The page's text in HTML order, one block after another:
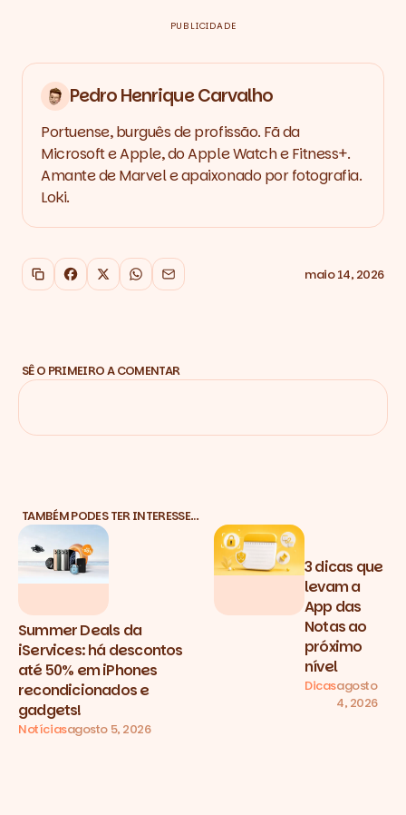
PUBLICIDADE
Pedro Henrique Carvalho
Portuense, burguês de profissão. Fã da
Microsoft e Apple, do Apple Watch e Fitness+.
Amante de Marvel e apaixonado por fotografia.
Loki.
Copiar link
Facebook
X WhatsApp
Email maio 14, 2026
SÊ O PRIMEIRO A COMENTAR
TAMBÉM PODES TER INTERESSE…
Summer Deals da
iServices: há descontos
até 50% em iPhones
recondicionados e
gadgets!
Notíciasagosto 5, 2026
3 dicas que
levam a
App das
Notas ao
próximo
nível
Dicasagosto
4, 2026